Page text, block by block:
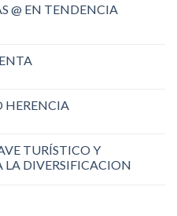
@ EN TENDENCIA
HERENCIA
TURÍSTICO Y
DIVERSIFICACION